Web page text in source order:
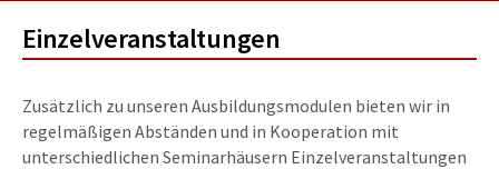
Einzelveranstaltungen
Zusätzlich zu unseren Ausbildungsmodulen bieten wir in
regelmäßigen Abständen und in Kooperation mit
unterschiedlichen Seminarhäusern Einzelveranstaltungen